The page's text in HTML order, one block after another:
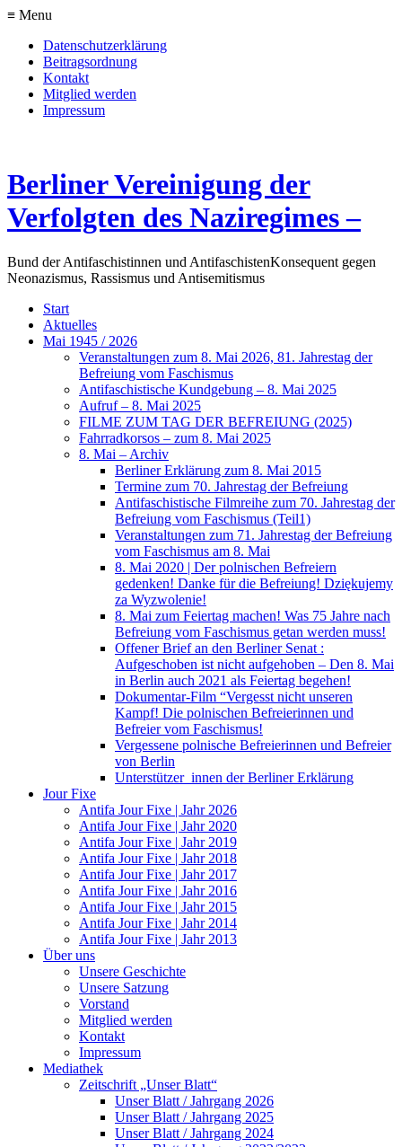
≡ Menu
Datenschutzerklärung
Beitragsordnung
Kontakt
Mitglied werden
Impressum
Berliner Vereinigung der
Verfolgten des Naziregimes –
Bund der Antifaschistinnen und AntifaschistenKonsequent gegen
Neonazismus, Rassismus und Antisemitismus
Start
Aktuelles
Mai 1945 / 2026
Veranstaltungen zum 8. Mai 2026, 81. Jahrestag der
Befreiung vom Faschismus
Antifaschistische Kundgebung – 8. Mai 2025
Aufruf – 8. Mai 2025
FILME ZUM TAG DER BEFREIUNG (2025)
Fahrradkorsos – zum 8. Mai 2025
8. Mai – Archiv
Berliner Erklärung zum 8. Mai 2015
Termine zum 70. Jahrestag der Befreiung
Antifaschistische Filmreihe zum 70. Jahrestag der
Befreiung vom Faschismus (Teil1)
Veranstaltungen zum 71. Jahrestag der Befreiung
vom Faschismus am 8. Mai
8. Mai 2020 | Der polnischen Befreiern
gedenken! Danke für die Befreiung! Dziękujemy
za Wyzwolenie!
8. Mai zum Feiertag machen! Was 75 Jahre nach
Befreiung vom Faschismus getan werden muss!
Offener Brief an den Berliner Senat :
Aufgeschoben ist nicht aufgehoben – Den 8. Mai
in Berlin auch 2021 als Feiertag begehen!
Dokumentar-Film “Vergesst nicht unseren
Kampf! Die polnischen Befreierinnen und
Befreier vom Faschismus!
Vergessene polnische Befreierinnen und Befreier
von Berlin
Unterstützer_innen der Berliner Erklärung
Jour Fixe
Antifa Jour Fixe | Jahr 2026
Antifa Jour Fixe | Jahr 2020
Antifa Jour Fixe | Jahr 2019
Antifa Jour Fixe | Jahr 2018
Antifa Jour Fixe | Jahr 2017
Antifa Jour Fixe | Jahr 2016
Antifa Jour Fixe | Jahr 2015
Antifa Jour Fixe | Jahr 2014
Antifa Jour Fixe | Jahr 2013
Über uns
Unsere Geschichte
Unsere Satzung
Vorstand
Mitglied werden
Kontakt
Impressum
Mediathek
Zeitschrift „Unser Blatt“
Unser Blatt / Jahrgang 2026
Unser Blatt / Jahrgang 2025
Unser Blatt / Jahrgang 2024